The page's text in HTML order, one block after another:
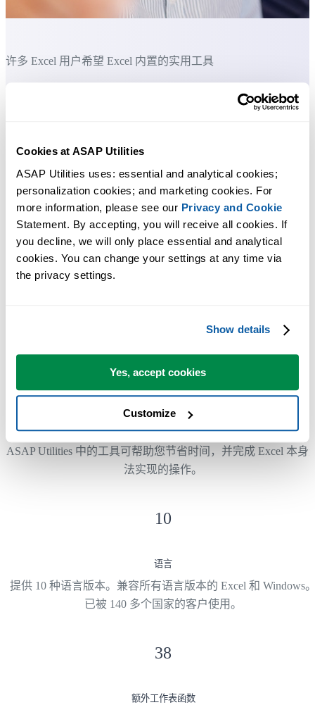
Cookies at ASAP Utilities
ASAP Utilities uses: essential and analytical cookies;
personalization cookies; and marketing cookies. For
more information, please see our Privacy and Cookie
Statement. By accepting, you will receive all cookies. If
you decline, we will only place essential and analytical
cookies. You can change your settings at any time via
the privacy settings.
Show details
Yes, accept cookies
Customize
许多 Excel 用户希望 Excel 内置的实用工具
节省 Excel 工作时间，简单高效。
您可以立即开始使用，无需培训。
大多数用户都会先从几个工具开始。 很多用户后来都会每天使
用 ASAP Utilities。
300
节省时间的 Excel 工具
ASAP Utilities 中的工具可帮助您节省时间，并完成 Excel 本身
法实现的操作。
10
语言
提供 10 种语言版本。兼容所有语言版本的 Excel 和 Windows
已被 140 多个国家的客户使用。
38
额外工作表函数